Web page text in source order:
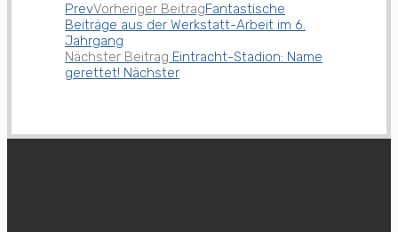
PrevVorheriger BeitragFantastische
Beiträge aus der Werkstatt-Arbeit im 6.
Jahrgang
Nächster Beitrag Eintracht-Stadion: Name
gerettet! Nächster